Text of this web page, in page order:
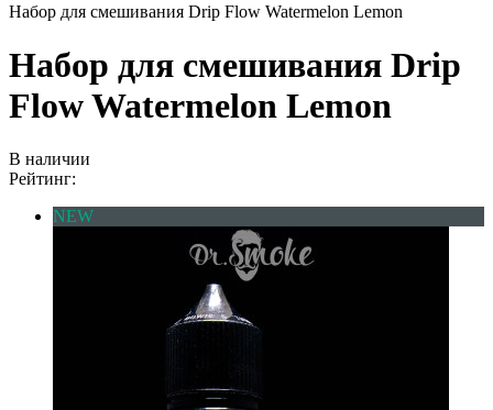
Набор для смешивания Drip Flow Watermelon Lemon
Набор для смешивания Drip
Flow Watermelon Lemon
В наличии
Рейтинг:
NEW